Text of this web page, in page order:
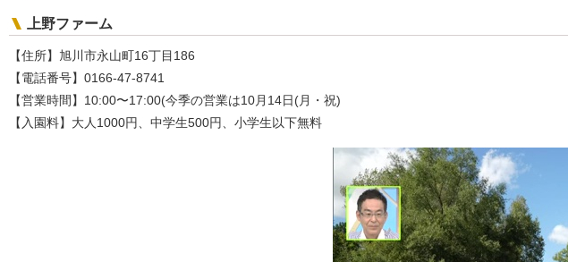
上野ファーム
【住所】旭川市永山町16丁目186
【電話番号】0166-47-8741
【営業時間】10:00〜17:00(今季の営業は10月14日(月・祝)
【入園料】大人1000円、中学生500円、小学生以下無料